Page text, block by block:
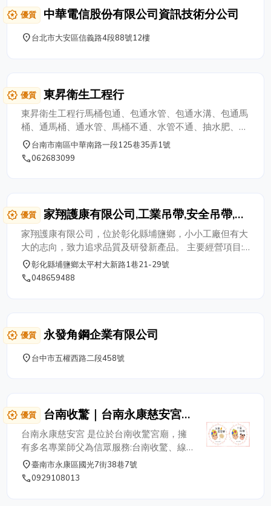
觀會發現，這隻老鷹是由二個「庭」（家庭和韻庭）和六
個幸運數字，六個6組合而成，寓意以愛為出發點，以家
庭為核心、六六大順，平安吉祥，二個變形的圖形化“庭”
（6）下的是家，溫暖了想溜（6）了，溜（6）的還是
家，六（6）月湖邊柳（6）樹垂，養潤的是庭，賞心了登
陸（6）了，歸的就是庭，愛讓家庭變宮庭，愛肯留（6）
了，所有人都願意挺（庭）了，里昂庭就是做到了，六大
產業攜手合作，共創美好的未來。 集團創辦人：黃韻庭
Vivian Huang 女士 創辦人肖像權於亞洲、歐美、東南亞
等地區皆註冊，里昂庭商標也在亞洲、歐洲聯盟等27國、
群及客製化互聯網運營品牌。
award_star 優質 中華電信股份有限公司資訊技術分公司
place台北市大安區信義路4段88號12樓
award_star 優質 東昇衛生工程行
東昇衛生工程行馬桶包通、包通水管、包通水溝、包通馬
桶、通馬桶、通水管、馬桶不通、水管不通、抽水肥、抽
化糞池、抽汙廢水、清洗水塔、防水抓漏、水電維修、水
電修理，歡迎洽詢，專業一次包通，台南通馬桶、水管包
place台南市南區中華南路一段125巷35弄1號
phone062683099
award_star 優質
家翔護康有限公司,工業吊帶,安全吊帶,家
翔織帶企業社,護康護具，多用途護具
家翔護康有限公司，位於彰化縣埔鹽鄉，小小工廠但有大
大的志向，致力追求品質及研發新產品。 主要經營項目:
各類工業吊帶（布繩）、半成品織帶、專利伸縮粘扣帶、
各類運動護類（護腕／肘、護膝、護踝、護腰、護肩）、
並且取得各項專利、證照和獲得品質保證金像獎的肯定。
公司所生產的產品皆自產自銷，歡迎各公司來電洽詢合作
機會。
place彰化縣埔鹽鄉太平村大新路1巷21-29號
phone048659488
award_star 優質 永發角鋼企業有限公司
place台中市五權西路二段458號
award_star 優質
台南收驚｜台南永康慈安宮-
台南問事/台南算命/台南補財
庫/台南補運/台南通靈/線上收
驚
台南永康慈安宮 是位於台南收驚宮廟，擁
有多名專業師父為信眾服務:台南收驚、線
上收驚、寵物收驚、嬰兒收驚、小朋友收
驚、台南問事、線上問事、八字算命、命
place臺南市永康區國光7街38巷7號
phone0929108013